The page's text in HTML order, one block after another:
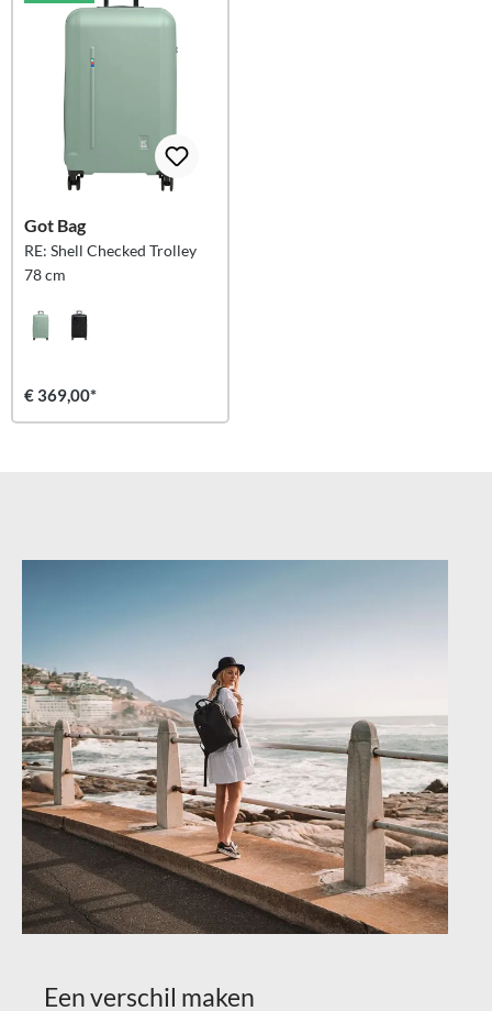
Got Bag
RE: Shell Checked Trolley
78 cm
€ 369,00*
Een verschil maken